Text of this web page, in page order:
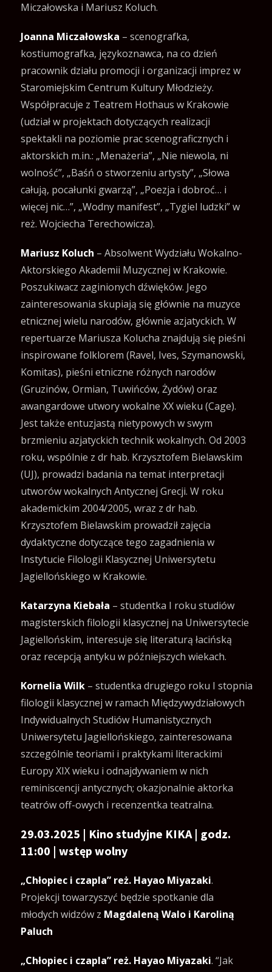
Miczałowska i Mariusz Koluch.
Joanna Miczałowska – scenografka,
kostiumografka, językoznawca, na co dzień
pracownik działu promocji i organizacji imprez w
Staromiejskim Centrum Kultury Młodzieży.
Współpracuje z Teatrem Hothaus w Krakowie
(udział w projektach dotyczących realizacji
spektakli na poziomie prac scenograficznych i
aktorskich m.in.: „Menażeria”, „Nie niewola, ni
wolność”, „Baśń o stworzeniu artysty”, „Słowa
całują, pocałunki gwarzą”, „Poezja i dobroć… i
więcej nic…”, „Wodny manifest”, „Tygiel ludzki” w
reż. Wojciecha Terechowicza).
Mariusz Koluch – Absolwent Wydziału Wokalno-
Aktorskiego Akademii Muzycznej w Krakowie.
Poszukiwacz zaginionych dźwięków. Jego
zainteresowania skupiają się głównie na muzyce
etnicznej wielu narodów, głównie azjatyckich. W
repertuarze Mariusza Kolucha znajdują się pieśni
inspirowane folklorem (Ravel, Ives, Szymanowski,
Komitas), pieśni etniczne różnych narodów
(Gruzinów, Ormian, Tuwińców, Żydów) oraz
awangardowe utwory wokalne XX wieku (Cage).
Jest także entuzjastą nietypowych w swym
brzmieniu azjatyckich technik wokalnych. Od 2003
roku, wspólnie z dr hab. Krzysztofem Bielawskim
(UJ), prowadzi badania na temat interpretacji
utworów wokalnych Antycznej Grecji. W roku
akademickim 2004/2005, wraz z dr hab.
Krzysztofem Bielawskim prowadził zajęcia
dydaktyczne dotyczące tego zagadnienia w
Instytucie Filologii Klasycznej Uniwersytetu
Jagiellońskiego w Krakowie.
Katarzyna Kiebała – studentka I roku studiów
magisterskich filologii klasycznej na Uniwersytecie
Jagiellońskim, interesuje się literaturą łacińską
oraz recepcją antyku w późniejszych wiekach.
Kornelia Wilk – studentka drugiego roku I stopnia
filologii klasycznej w ramach Międzywydziałowych
Indywidualnych Studiów Humanistycznych
Uniwersytetu Jagiellońskiego, zainteresowana
szczególnie teoriami i praktykami literackimi
Europy XIX wieku i odnajdywaniem w nich
reminiscencji antycznych; okazjonalnie aktorka
teatrów off-owych i recenzentka teatralna.
29.03.2025 | Kino studyjne KIKA | godz.
11:00 | wstęp wolny
„Chłopiec i czapla” reż. Hayao Miyazaki.
Projekcji towarzyszyć będzie spotkanie dla
młodych widzów z Magdaleną Walo i Karoliną
Paluch
„Chłopiec i czapla” reż. Hayao Miyazaki. “Jak